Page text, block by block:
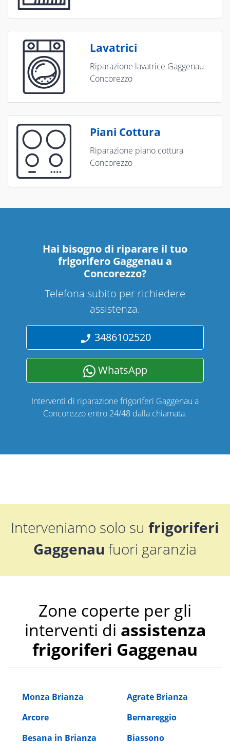
Lavatrici
Riparazione lavatrice Gaggenau
Concorezzo
Piani Cottura
Riparazione piano cottura
Concorezzo
Hai bisogno di riparare il tuo
frigorifero Gaggenau a
Concorezzo?
Telefona subito per richiedere
assistenza.
3486102520
WhatsApp
Interventi di riparazione frigoriferi Gaggenau a
Concorezzo entro 24/48 dalla chiamata.
Interveniamo solo su frigoriferi
Gaggenau fuori garanzia
Zone coperte per gli
interventi di assistenza
frigoriferi Gaggenau
Monza Brianza
Agrate Brianza
Arcore
Bernareggio
Besana in Brianza
Biassono